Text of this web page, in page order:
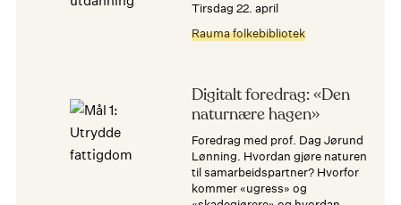
tirsdag 22. april
Rauma folkebibliotek
Digitalt foredrag: «Den
naturnære hagen»
Foredrag med prof. Dag Jørund
Lønning. Hvordan gjøre naturen
til samarbeidspartner? Hvorfor
kommer «ugress» og